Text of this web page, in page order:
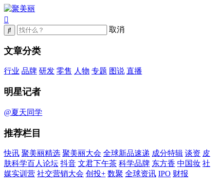
取消
文章分类
行业 品牌 研发 零售 人物 专题 图说 直播
明星记者
@夏天同学
推荐栏目
快讯 聚美丽精选 聚美丽大会 全球新品速递 成分特辑 谈资 皮
肤科学百人论坛 抖音 文君下午茶 科学品牌 东方香 中国妆 社
媒实训营 社交营销大会 创投+ 数聚 全球资讯 IPO 财报